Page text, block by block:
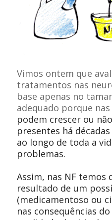
Vimos ontem que
tratamentos nas
base apenas no
adequado porque nas
podem crescer ou
presentes há
ao longo de toda a
problemas.
Assim, nas NF temos
resultado de um
(medicamentoso ou
nas consequências